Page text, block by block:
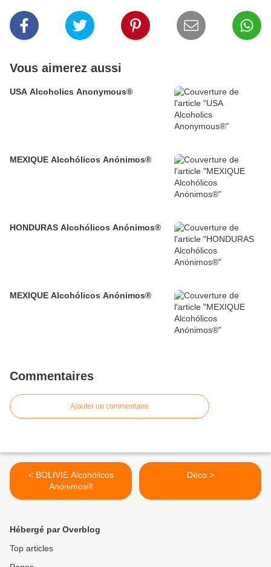
Vous aimerez aussi
USA Alcoholics Anonymous®
MEXIQUE Alcohólicos Anónimos®
HONDURAS Alcohólicos Anónimos®
MEXIQUE Alcohólicos Anónimos®
Commentaires
Ajouter un commentaire
< BOLIVIE Alcohólicos
Anónimos®
Déco >
Hébergé par Overblog
Top articles